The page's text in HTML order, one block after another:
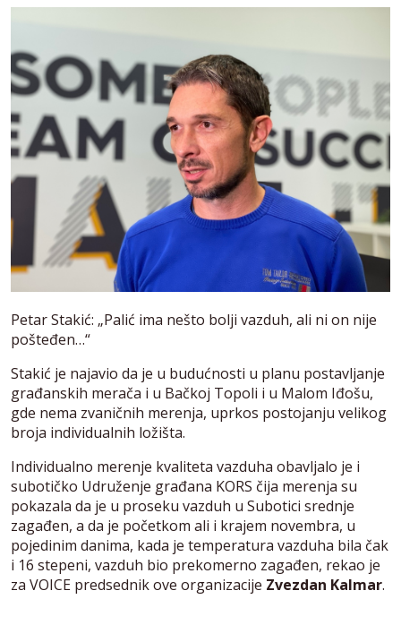
Petar Stakić: „Palić ima nešto bolji vazduh, ali ni on nije
pošteđen…“
Stakić je najavio da je u budućnosti u planu postavljanje
građanskih merača i u Bačkoj Topoli i u Malom Iđošu,
gde nema zvaničnih merenja, uprkos postojanju velikog
broja individualnih ložišta.
Individualno merenje kvaliteta vazduha obavljalo je i
subotičko Udruženje građana KORS čija merenja su
pokazala da je u proseku vazduh u Subotici srednje
zagađen, a da je početkom ali i krajem novembra, u
pojedinim danima, kada je temperatura vazduha bila čak
i 16 stepeni, vazduh bio prekomerno zagađen, rekao je
za VOICE predsednik ove organizacije Zvezdan Kalmar.